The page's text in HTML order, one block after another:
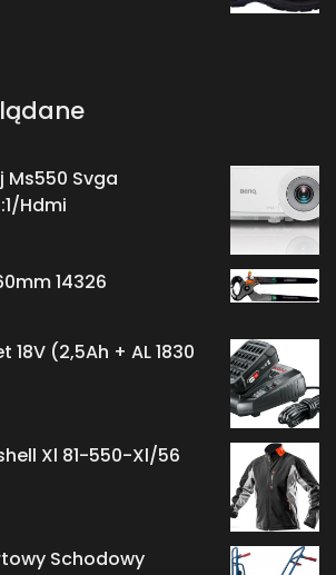
Ms550 Svga
Hdmi
14326
18V (2,5Ah + AL 1830
Xl 81-550-Xl/56
Schodowy